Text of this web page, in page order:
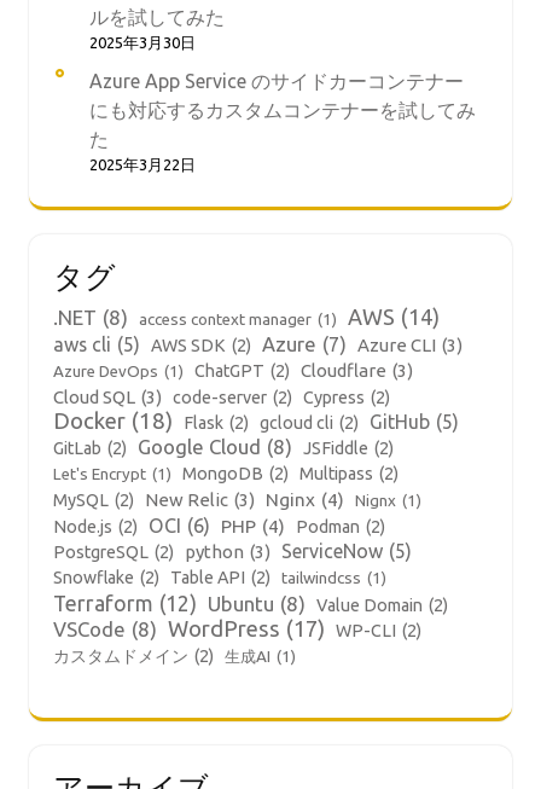
ルを試してみた
2025年3月30日
Azure App Service のサイドカーコンテナー
にも対応するカスタムコンテナーを試してみ
た
2025年3月22日
タグ
.NET (8) access context manager (1) AWS (14)
aws cli (5) AWS SDK (2) Azure (7) Azure CLI (3)
Azure DevOps (1) ChatGPT (2) Cloudflare (3)
Cloud SQL (3) code-server (2) Cypress (2)
Docker (18) Flask (2) gcloud cli (2) GitHub (5)
GitLab (2) Google Cloud (8) JSFiddle (2)
Let's Encrypt (1) MongoDB (2) Multipass (2)
MySQL (2) New Relic (3) Nginx (4) Nignx (1)
Node.js (2) OCI (6) PHP (4) Podman (2)
PostgreSQL (2) python (3) ServiceNow (5)
Snowflake (2) Table API (2) tailwindcss (1)
Terraform (12) Ubuntu (8) Value Domain (2)
VSCode (8) WordPress (17) WP-CLI (2)
カスタムドメイン (2) 生成AI (1)